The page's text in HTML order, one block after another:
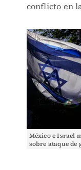
conflicto en
México e Israel
sobre ataque